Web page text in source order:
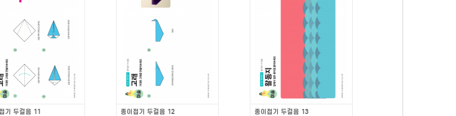
기 두걸음 11 종이접기 두걸음 12 종이접기 두걸음 13